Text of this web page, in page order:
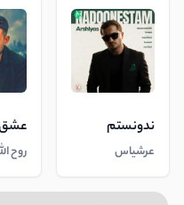
ندونستم
عرشیاس
عشق
روح